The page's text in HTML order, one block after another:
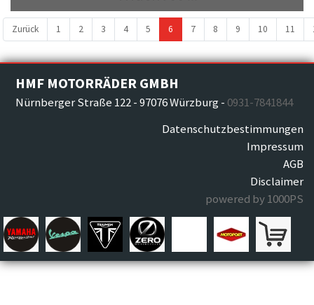
Zurück 1 2 3 4 5 6 7 8 9 10 11
HMF MOTORRÄDER GMBH
Nürnberger Straße 122-97076 Würzburg- 0931-7841844
Datenschutzbestimmungen
Impressum
AGB
Disclaimer
powered by 1000PS